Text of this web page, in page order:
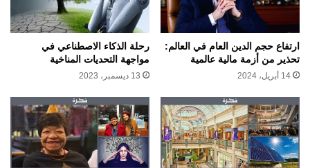
ارتفاع حجم الدين العام في العالم:
تحذير من أزمة مالية عالمية
14 أبريل، 2024
رحلة الذكاء الاصطناعي في
مواجهة التحديات المناخية
13 ديسمبر، 2023